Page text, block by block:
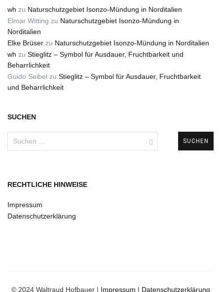
wh zu Naturschutzgebiet Isonzo-Mündung in Norditalien
Elmar Witting zu Naturschutzgebiet Isonzo-Mündung in
Norditalien
Elke Brüser zu Naturschutzgebiet Isonzo-Mündung in Norditalien
wh zu Stieglitz – Symbol für Ausdauer, Fruchtbarkeit und
Beharrlichkeit
Guido Seibel zu Stieglitz – Symbol für Ausdauer, Fruchtbarkeit
und Beharrlichkeit
SUCHEN
RECHTLICHE HINWEISE
Impressum
Datenschutzerklärung
© 2024 Waltraud Hofbauer | Impressum | Datenschutzerklärung